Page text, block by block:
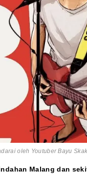
oleh Youtuber Bayu
Malang dan